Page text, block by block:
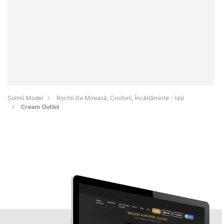
Șoimii Modei
Rochii De Mireasă, Croitorii, Încălțăminte - Iaşi
Cream Outlet